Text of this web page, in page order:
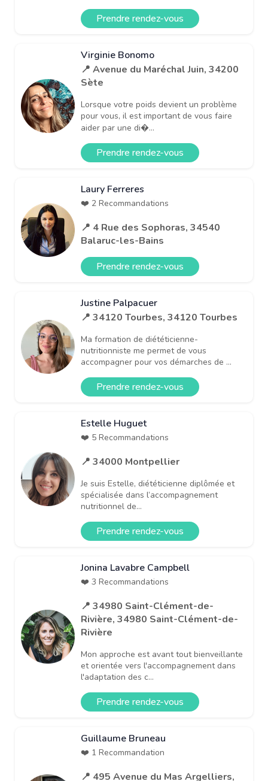
Prendre rendez-vous
Virginie Bonomo
📍 Avenue du Maréchal Juin, 34200
Sète
Lorsque votre poids devient un problème
pour vous, il est important de vous faire
aider par une di�...
Prendre rendez-vous
Laury Ferreres
❤️ 2 Recommandations
📍 4 Rue des Sophoras, 34540
Balaruc-les-Bains
Prendre rendez-vous
Justine Palpacuer
📍 34120 Tourbes, 34120 Tourbes
Ma formation de diététicienne-
nutritionniste me permet de vous
accompagner pour vos démarches de ...
Prendre rendez-vous
Estelle Huguet
❤️ 5 Recommandations
📍 34000 Montpellier
Je suis Estelle, diététicienne diplômée et
spécialisée dans l’accompagnement
nutritionnel de...
Prendre rendez-vous
Jonina Lavabre Campbell
❤️ 3 Recommandations
📍 34980 Saint-Clément-de-
Rivière, 34980 Saint-Clément-de-
Rivière
Mon approche est avant tout bienveillante
et orientée vers l'accompagnement dans
l'adaptation des c...
Prendre rendez-vous
Guillaume Bruneau
❤️ 1 Recommandation
📍 495 Avenue du Mas Argelliers,